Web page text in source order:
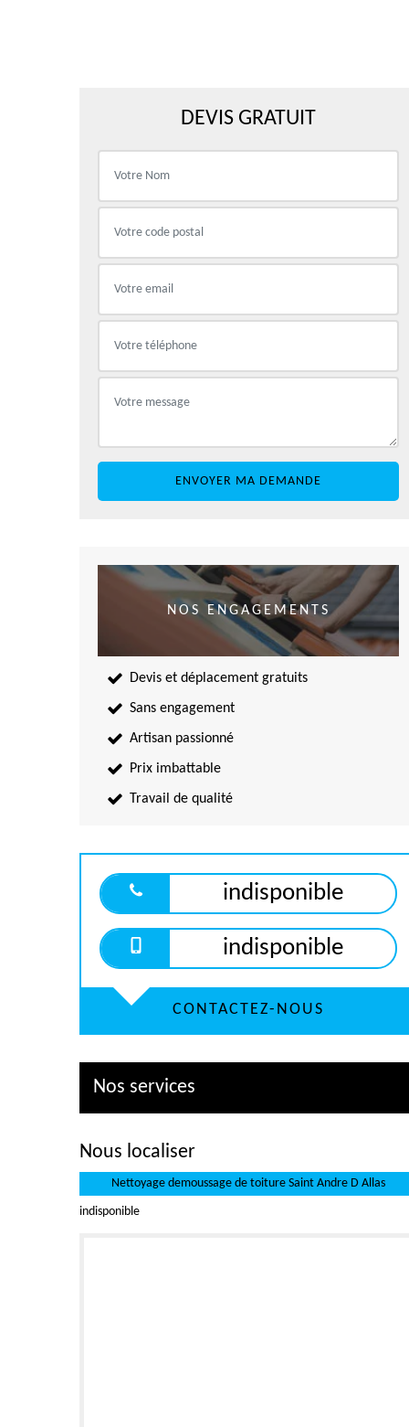
DEVIS GRATUIT
NOS ENGAGEMENTS
Devis et déplacement gratuits
Sans engagement
Artisan passionné
Prix imbattable
Travail de qualité
indisponible
indisponible
CONTACTEZ-NOUS
Nos services
Nous localiser
Nettoyage demoussage de toiture Saint Andre D Allas
indisponible